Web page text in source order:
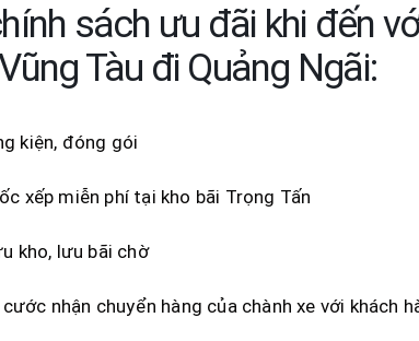
sách ưu đãi khi đến
Tàu đi Quảng Ngãi:
kiện, đóng gói
xếp miễn phí tại kho bãi Trọng Tấn
kho, lưu bãi chờ
nhận chuyển hàng của chành xe với khách